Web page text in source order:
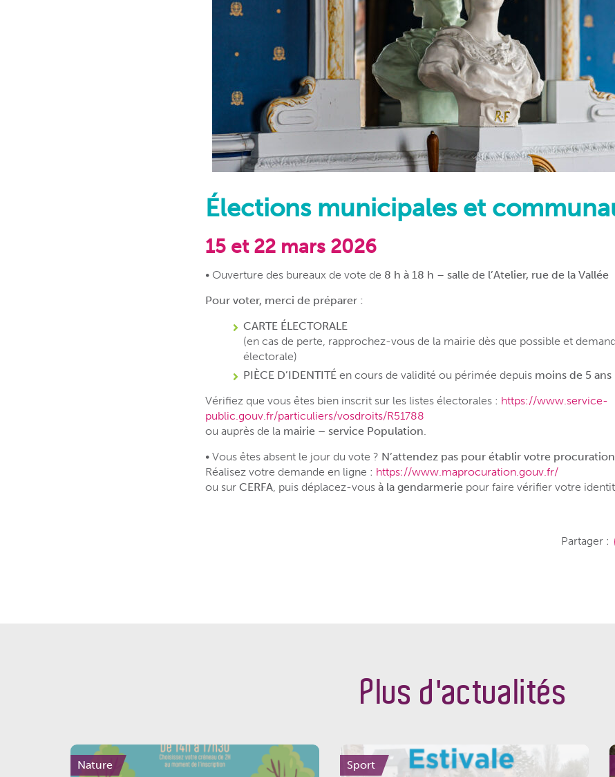
Élections municipales et
15 et 22 mars 2026
• Ouverture des bureaux de vote de 8 h à 18 h – salle de l’Atelier, rue de la Vallée
Pour voter, merci de préparer :
CARTE ÉLECTORALE
(en cas de perte, rapprochez-vous de la mairie dès que possible et
électorale)
PIÈCE D’IDENTITÉ en cours de validité ou périmée depuis moins de 5 ans
Vérifiez que vous êtes bien inscrit sur les listes électorales : https://www.service-
public.gouv.fr/particuliers/vosdroits/R51788
ou auprès de la mairie – service Population.
• Vous êtes absent le jour du vote ? N’attendez pas pour établir votre
Réalisez votre demande en ligne : https://www.maprocuration.gouv.fr/
ou sur CERFA, puis déplacez-vous à la gendarmerie pour faire vérifier votre
Partager :
Plus d'actualités
Nature Sport